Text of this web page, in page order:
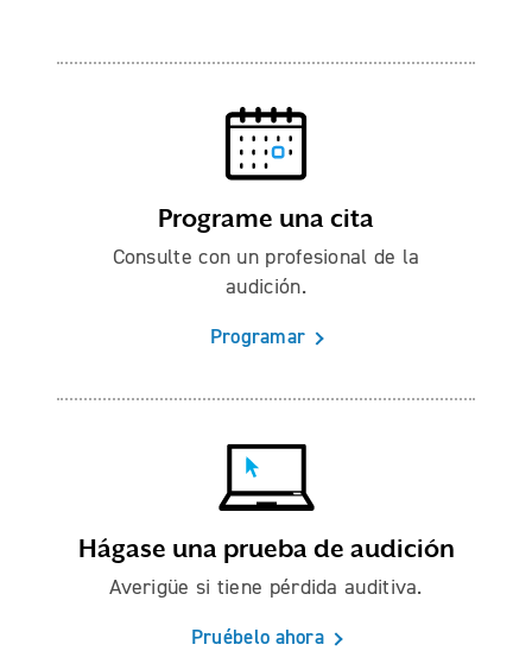
Programe una cita
Consulte con un profesional de la
audición.
Programar
Hágase una prueba de audición
Averigüe si tiene pérdida auditiva.
Pruébelo ahora